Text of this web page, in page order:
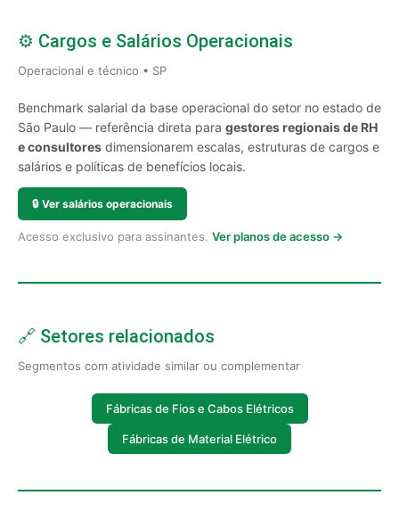
⚙️ Cargos e Salários Operacionais
Operacional e técnico • SP
Benchmark salarial da base operacional do setor no estado de
São Paulo — referência direta para gestores regionais de RH
e consultores dimensionarem escalas, estruturas de cargos e
salários e políticas de benefícios locais.
🔒 Ver salários operacionais
Acesso exclusivo para assinantes. Ver planos de acesso →
🔗 Setores relacionados
Segmentos com atividade similar ou complementar
Fábricas de Fios e Cabos Elétricos
Fábricas de Material Elétrico